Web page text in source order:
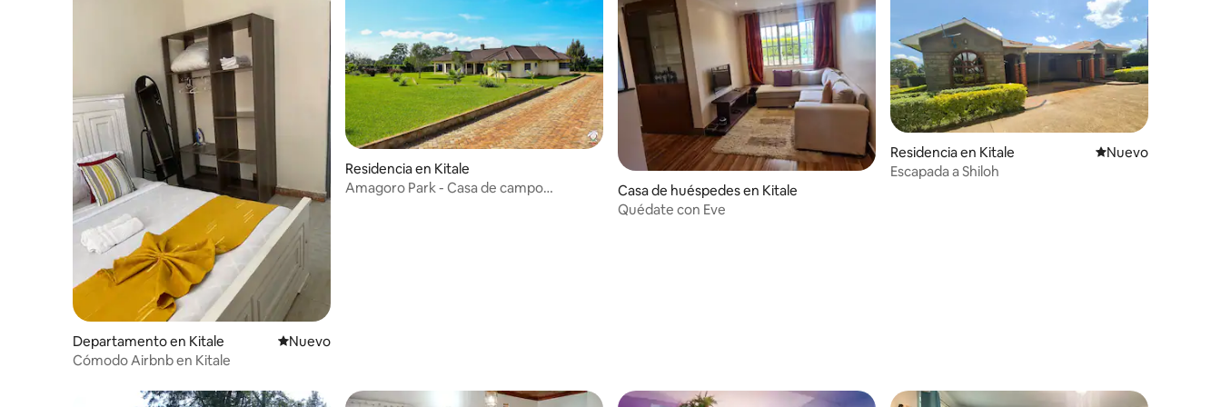
Departamento en Kitale Nuevo alojamiento
Nuevo
Cómodo Airbnb en Kitale
Residencia en Kitale
Amagoro Park - Casa de campo
Casa de huéspedes en Kitale
Quédate con Eve
Residencia en Kitale Nuevo alojamiento
Nuevo
Escapada a Shiloh